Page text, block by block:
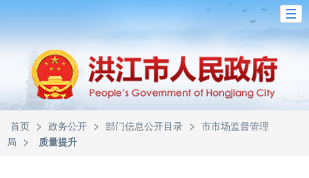
首页 > 政务公开 > 部门信息公开目录 > 市市场监督管理
局 > 质量提升